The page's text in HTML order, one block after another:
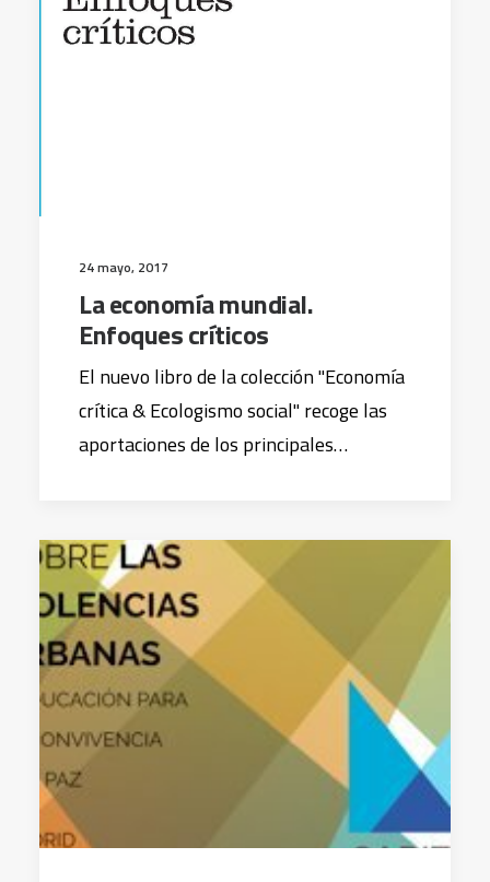
24 mayo, 2017
La economía mundial.
Enfoques críticos
El nuevo libro de la colección "Economía
crítica & Ecologismo social" recoge las
aportaciones de los principales…